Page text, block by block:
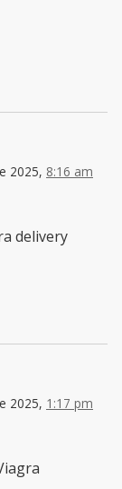
2025, 8:16 am
delivery
2025, 1:17 pm